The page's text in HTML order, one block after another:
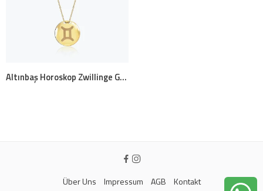
Altınbaş Horoskop Zwillinge Goldkette
Über Uns Impressum AGB Kontakt